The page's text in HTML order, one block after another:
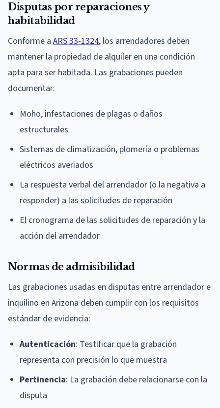
Disputas por reparaciones y
habitabilidad
Conforme a ARS 33-1324, los arrendadores deben
mantener la propiedad de alquiler en una condición
apta para ser habitada. Las grabaciones pueden
documentar:
Moho, infestaciones de plagas o daños
estructurales
Sistemas de climatización, plomería o problemas
eléctricos averiados
La respuesta verbal del arrendador (o la negativa a
responder) a las solicitudes de reparación
El cronograma de las solicitudes de reparación y la
acción del arrendador
Normas de admisibilidad
Las grabaciones usadas en disputas entre arrendador e
inquilino en Arizona deben cumplir con los requisitos
estándar de evidencia:
Autenticación: Testificar que la grabación
representa con precisión lo que muestra
Pertinencia: La grabación debe relacionarse con la
disputa